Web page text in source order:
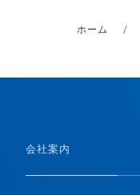
ホーム
会社案内